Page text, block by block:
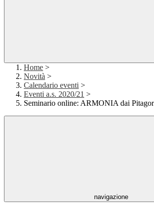
Home >
Novità >
Calendario eventi >
Eventi a.s. 2020/21 >
Seminario online: ARMONIA dai
navigazione